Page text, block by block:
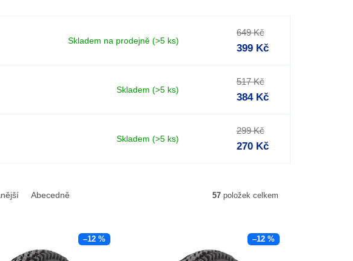
Skladem na prodejně (>5 ks)
649 Kč
399 Kč
Skladem (>5 ks)
517 Kč
384 Kč
Skladem (>5 ks)
299 Kč
270 Kč
Abecedně 57 položek celkem
–12 % –12 %